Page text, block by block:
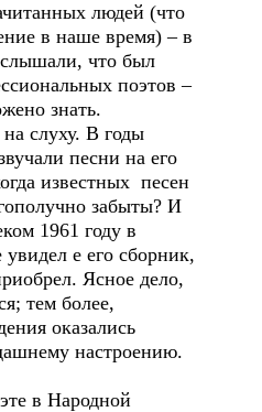
людей (что
в наше время) – в
что был
поэтов –
знать.
слуху. В годы
песни на его
известных песен
забыты? И
1961 году в
е его сборник,
Ясное дело,
тем более,
оказались
настроению.
в Народной